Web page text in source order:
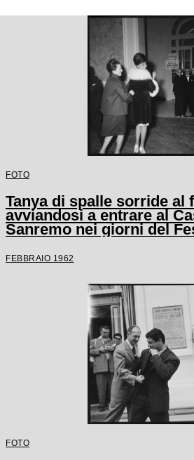
FOTO
Tanya di spalle sorride al
avviandosi a entrare al
Sanremo nei giorni del
FEBBRAIO 1962
FOTO